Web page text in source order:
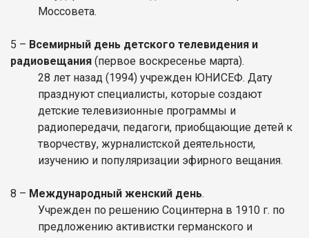
Моссовета.
5 – Всемирный день детского телевидения и
радиовещания (первое воскресенье марта).
28 лет назад (1994) учрежден ЮНИСЕФ. Дату
празднуют специалисты, которые создают
детские телевизионные программы и
радиопередачи, педагоги, приобщающие детей к
творчеству, журналистской деятельности,
изучению и популяризации эфирного вещания.
8 – Международный женский день.
Учрежден по решению Социнтерна в 1910 г. по
предложению активистки германского и